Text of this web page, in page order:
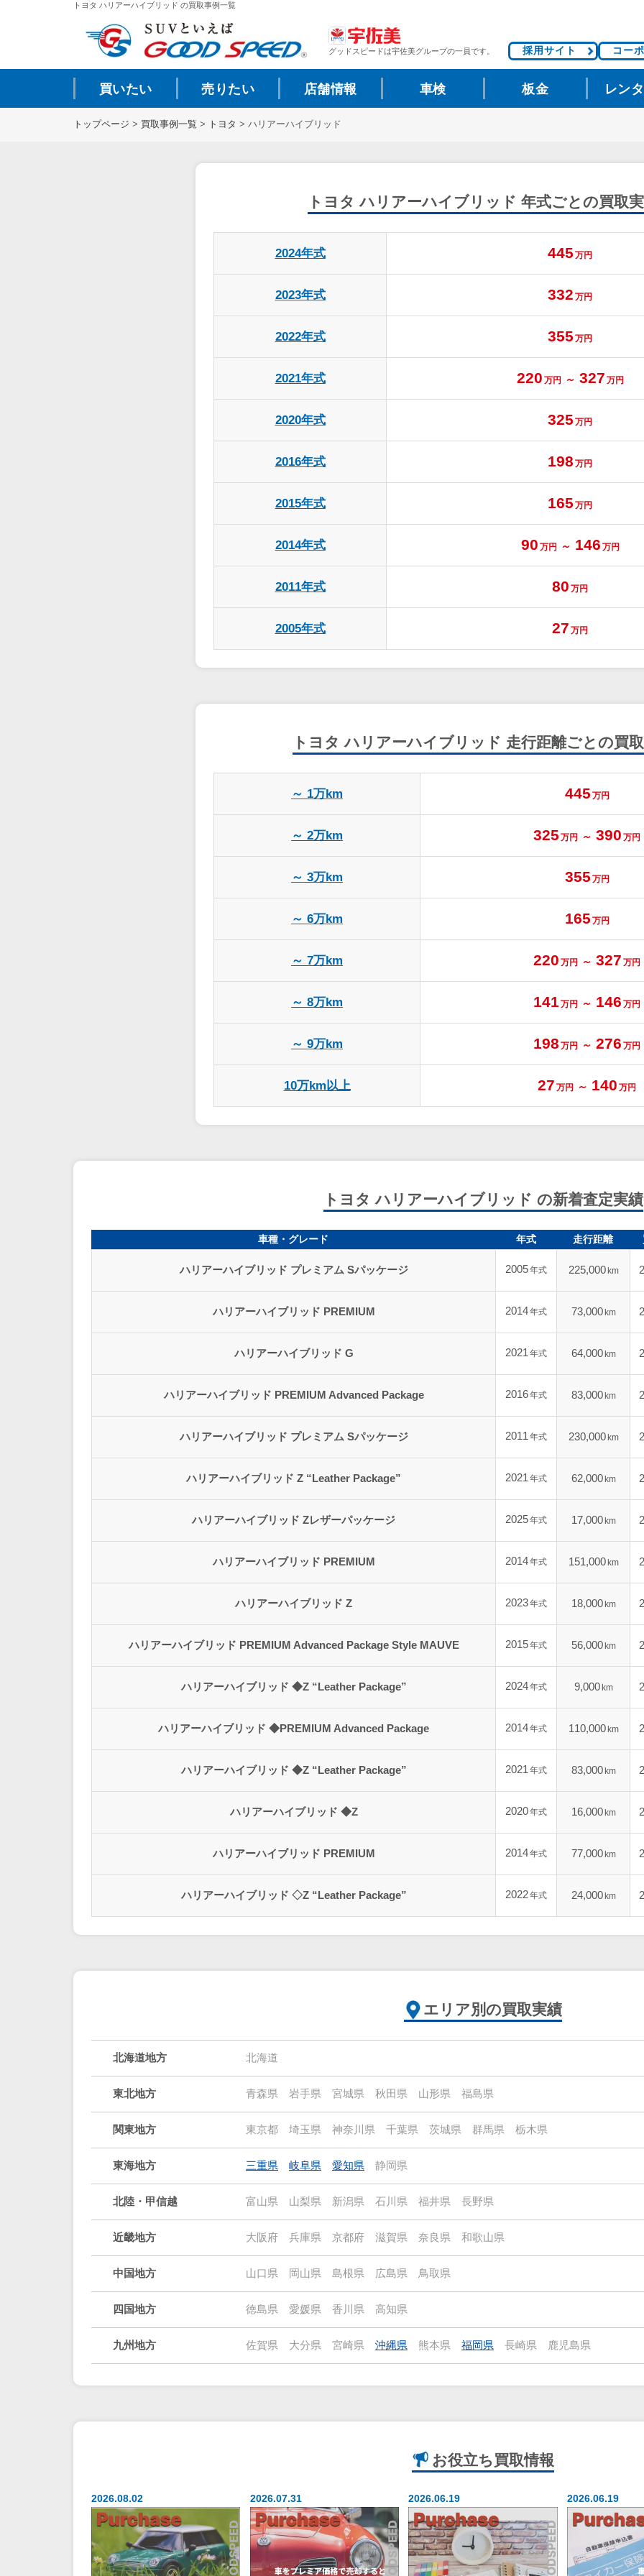
トヨタ ハリアーハイブリッド の買取事例一覧
グッドスピードは宇佐美グループの一員です。 採用サイト コー
買いたい 売りたい 店舗情報 車検 板金 レン
トップページ > 買取事例一覧 > トヨタ > ハリアーハイブリッド
トヨタ ハリアーハイブリッド 年式ごとの買取
2024年式 445 万円
2023年式 332 万円
2022年式 355 万円
2021年式 220 万円～ 327 万円
2020年式 325 万円
2016年式 198 万円
2015年式 165 万円
2014年式 90 万円～ 146 万円
2011年式 80 万円
2005年式 27 万円
トヨタ ハリアーハイブリッド 走行距離ごとの買
～ 1万km 445 万円
～ 2万km 325 万円 ～ 390 万円
～ 3万km 355 万円
～ 6万km 165 万円
～ 7万km 220 万円 ～ 327 万円
～ 8万km 141万円 ～ 146 万円
～ 9万km 198 万円 ～ 276 万円
10万km以上 27 万円 ～ 140 万円
トヨタ ハリアーハイブリッド の新着査定実績
車種・グレード 年式 走行距離
ハリアーハイブリッド プレミアム Sパッケージ 2005年式 225,000 km
ハリアーハイブリッド PREMIUM 2014年式 73,000 km
ハリアーハイブリッド G 2021 年式 64,000 km
ハリアーハイブリッド PREMIUM Advanced Package 2016年式 83,000 km
ハリアーハイブリッド プレミアム Sパッケージ 2011 年式 230,000 km
ハリアーハイブリッド Z “Leather Package” 2021 年式 62,000 km
ハリアーハイブリッド Zレザーパッケージ 2025年式 17,000 km
ハリアーハイブリッド PREMIUM 2014年式 151,000 km
ハリアーハイブリッド Z 2023年式 18,000 km
ハリアーハイブリッド PREMIUM Advanced Package Style MAUVE 2015年式 56,000 km
ハリアーハイブリッド ◆Z “Leather Package” 2024年式 9,000 km
ハリアーハイブリッド ◆PREMIUM Advanced Package 2014年式 110,000 km
ハリアーハイブリッド ◆Z “Leather Package” 2021 年式 83,000 km
ハリアーハイブリッド ◆Z 2020年式 16,000 km
ハリアーハイブリッド PREMIUM 2014年式 77,000 km
ハリアーハイブリッド ◇Z “Leather Package” 2022年式 24,000 km
エリア別の買取実績
北海道地方 北海道
東北地方 青森県 岩手県 宮城県 秋田県 山形県 福島県
関東地方 東京都 埼玉県 神奈川県 千葉県 茨城県 群馬県 栃木県
東海地方 三重県 岐阜県 愛知県 静岡県
北陸・甲信越 富山県 山梨県 新潟県 石川県 福井県 長野県
近畿地方 大阪府 兵庫県 京都府 滋賀県 奈良県 和歌山県
中国地方 山口県 岡山県 島根県 広島県 鳥取県
四国地方 徳島県 愛媛県 香川県 高知県
九州地方 佐賀県 大分県 宮崎県 沖縄県 熊本県 福岡県 長崎県 鹿児島県
お役立ち 買取情報
2026.08.02 2026.07.31 2026.06.19 2026.06.19